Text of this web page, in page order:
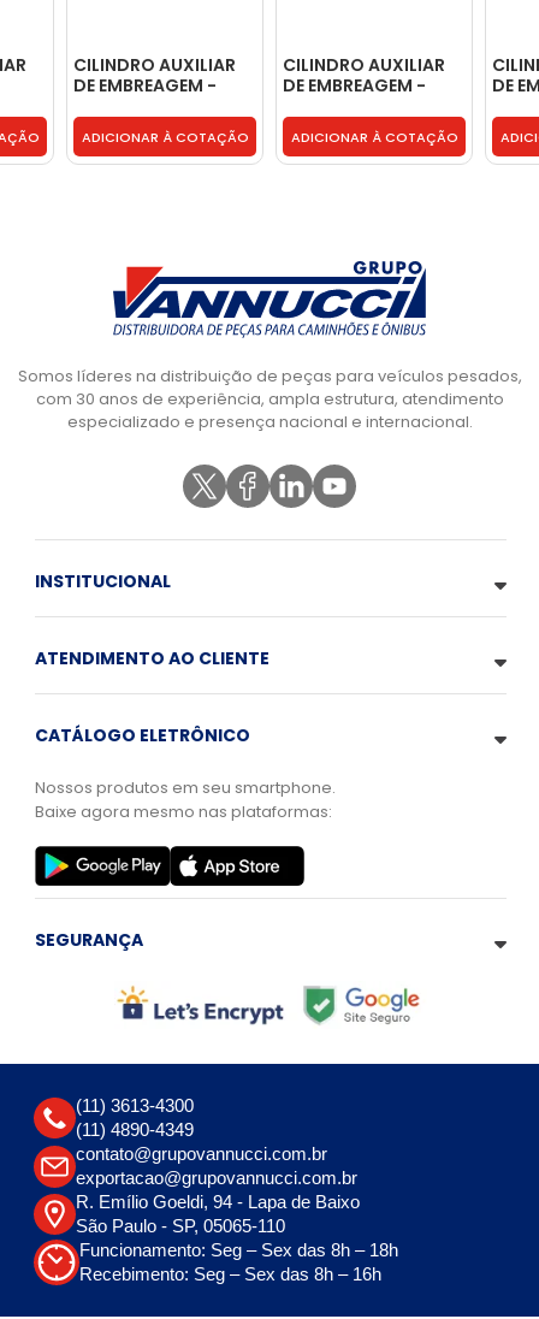
CILINDRO AUXILIAR
DE EMBREAGEM -
ADICIONAR À COTAÇÃO
CILINDRO AUXILIAR
DE EMBREAGEM -
ADICIONAR À COTAÇÃO
DE
Somos líderes na distribuição de peças para veículos pesados,
com 30 anos de experiência, ampla estrutura, atendimento
especializado e presença nacional e internacional.
INSTITUCIONAL
ATENDIMENTO AO CLIENTE
CATÁLOGO ELETRÔNICO
Nossos produtos em seu smartphone.
Baixe agora mesmo nas plataformas:
SEGURANÇA
(11) 3613-4300
(11) 4890-4349
contato@grupovannucci.com.br
exportacao@grupovannucci.com.br
R. Emílio Goeldi, 94 - Lapa de Baixo
São Paulo - SP, 05065-110
Funcionamento: Seg – Sex das 8h – 18h
Recebimento: Seg – Sex das 8h – 16h